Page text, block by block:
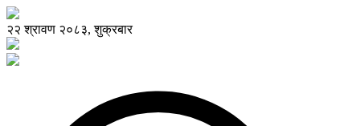
२२ श्रावण २०८३, शुक्रबार